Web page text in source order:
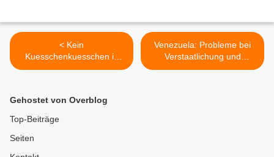
< Kein
Kuesschenkuesschen in
Berlin
Venezuela: Probleme bei
Verstaatlichung und
demokratischer Kontrolle >
Gehostet von Overblog
Top-Beiträge
Seiten